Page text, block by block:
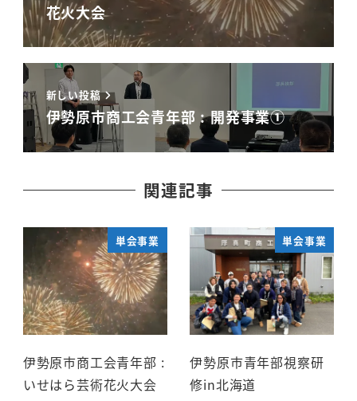
花火大会
新しい投稿
伊勢原市商工会青年部 : 開発事業①
関連記事
単会事業
伊勢原市商工会青年部 :
いせはら芸術花火大会
単会事業
伊勢原市青年部視察研
修in北海道